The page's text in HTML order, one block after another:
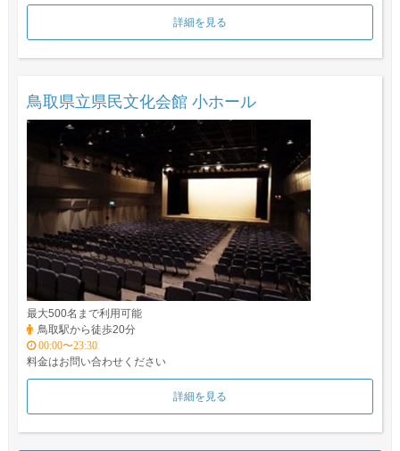
詳細を見る
鳥取県立県民文化会館 小ホール
最大500名まで利用可能
鳥取駅から徒歩20分
00:00〜23:30
料金はお問い合わせください
詳細を見る